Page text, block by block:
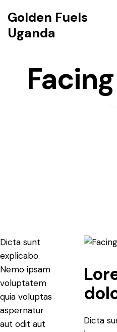
Golden Fuels
Uganda
Dicta sunt
explicabo.
Nemo ipsam
voluptatem
quia voluptas
aspernatur
aut odit aut
Dicta